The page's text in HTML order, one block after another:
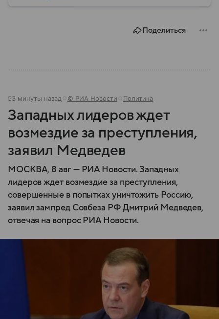
появился город, чем он известен и какую роль
Поделиться
53 минуты назад © РИА Новости Политика
Западных лидеров ждет
возмездие за преступления,
заявил Медведев
МОСКВА, 8 авг — РИА Новости. Западных
лидеров ждет возмездие за преступления,
совершенные в попытках уничтожить Россию,
заявил зампред Совбеза РФ Дмитрий Медведев,
отвечая на вопрос РИА Новости.